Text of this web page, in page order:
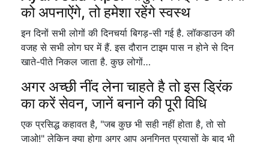
को अपनाऐंगे, तो हमेशा रहेंगे स्वस्थ
इन दिनों सभी लोगों की दिनचर्या बिगड़-सी गई है. लॉकडाउन की
वजह से सभी लोग घर में हैं. इस दौरान टाइम पास न होने से दिन
खाते-पीते निकल जाता है. कुछ लोगों…
अगर अच्छी नींद लेना चाहते है तो इस ड्रिंक
का करें सेवन, जानें बनाने की पूरी विधि
एक प्रसिद्ध कहावत है, "जब कुछ भी सही नहीं होता है, तो सो
जाओ!" लेकिन क्या होगा अगर आप अनगिनत प्रयासों के बाद भी